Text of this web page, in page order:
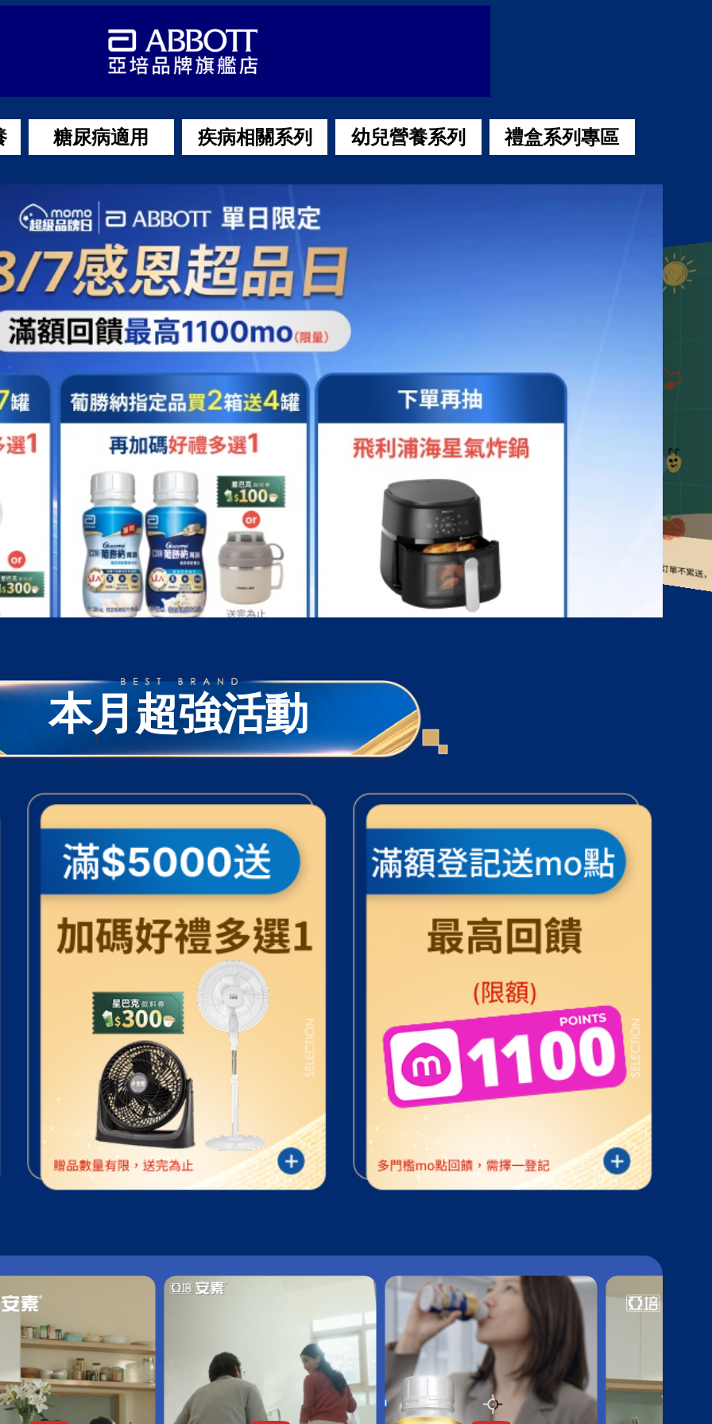
糖尿病適用 疾病相關系列 幼兒營養系列 禮盒系列專區
本月超強活動